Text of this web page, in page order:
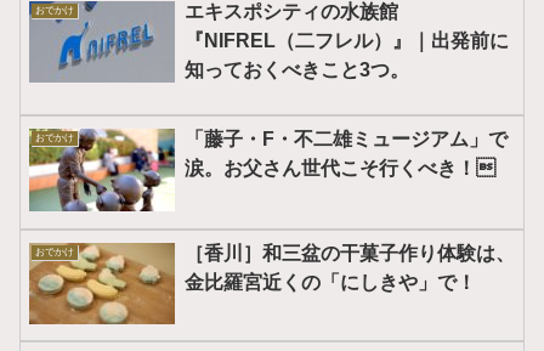
おでかけ
エキスポシティの水族館
『NIFREL（二フレル）』｜出発前に
知っておくべきこと3つ。
おでかけ
「藤子・F・不二雄ミュージアム」で
涙。お父さん世代こそ行くべき！
おでかけ
［香川］和三盆の干菓子作り体験は、
金比羅宮近くの「にしきや」で！